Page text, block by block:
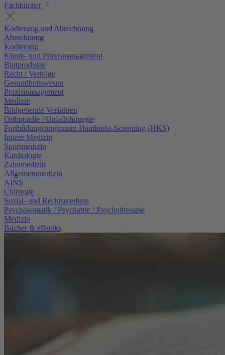
Fachbücher
Kodierung und Abrechnung
Abrechnung
Kodierung
Klinik- und Praxismanagement
Blutprodukte
Recht / Verträge
Gesundheitswesen
Praxismanagement
Medizin
Bildgebende Verfahren
Orthopädie / Unfallchirurgie
Fortbildungsprogramm Hautkrebs-Screening (HKS)
Innere Medizin
Sportmedizin
Kardiologie
Zahnmedizin
Allgemeinmedizin
AINS
Chirurgie
Sozial- und Rechtsmedizin
Psychosomatik / Psychatrie / Psychotherapie
Medizin
Bücher & eBooks